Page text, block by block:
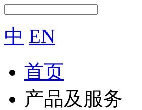
中 EN
首页
产品及服务